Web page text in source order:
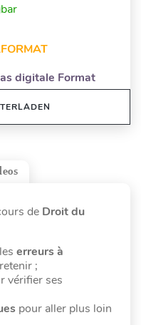
digitale Format
de Droit du
erreurs à
;
vérifier ses
pour aller plus loin